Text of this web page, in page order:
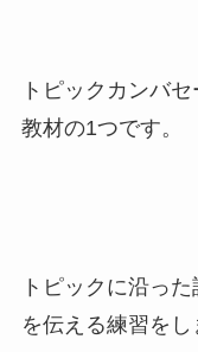
トピックカンバセ
教材の1つです。
トピックに沿っ
を伝える練習をし